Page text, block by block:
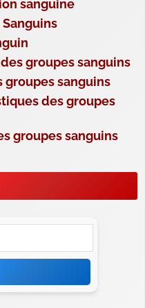
sanguine
groupes sanguins
sanguins
des groupes
groupes sanguins